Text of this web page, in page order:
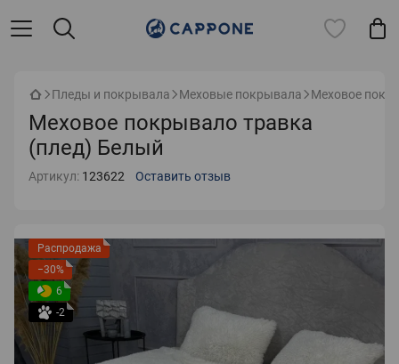
Пледы и покрывала Меховые покрывала Меховое
Меховое покрывало травка
(плед) Белый
Артикул: 123622 Оставить отзыв
Распродажа
−30%
6
-2